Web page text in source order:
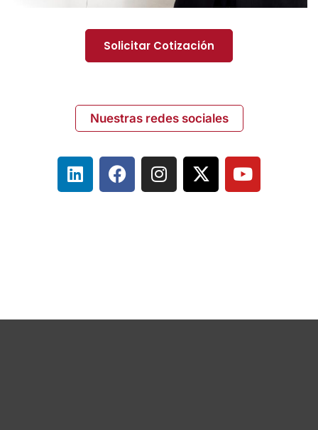
Solicitar Cotización
Nuestras redes sociales